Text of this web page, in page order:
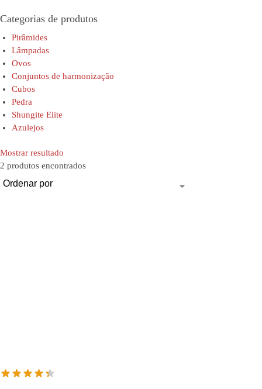
Categorias de produtos
Pirâmides
Lâmpadas
Ovos
Conjuntos de harmonização
Cubos
Pedra
Shungite Elite
Azulejos
Mostrar resultado
2 produtos encontrados